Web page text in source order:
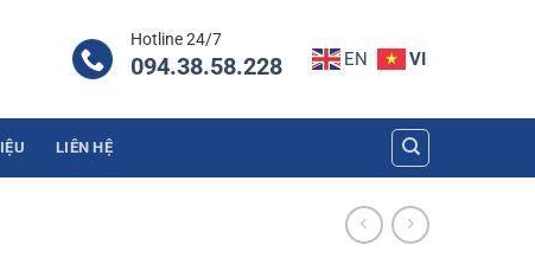
Hotline 24/7
094.38.58.228 EN VI
LIÊN HỆ